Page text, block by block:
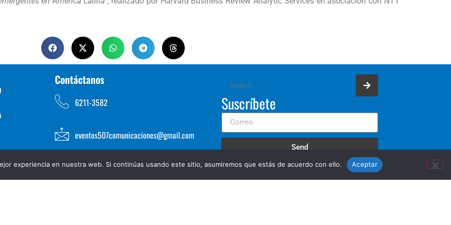
Contáctanos
6211-3582
eventos507comunicaciones@gmail.com
Suscríbete
Send
experiencia en nuestra web. Si continúas usando este sitio, asumiremos que estás de acuerdo con ello. Aceptar